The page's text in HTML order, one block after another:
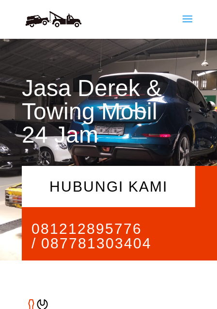
Jasa Derek &
Towing Mobil
24 Jam
HUBUNGI KAMI
081212895776
/ 087781303404